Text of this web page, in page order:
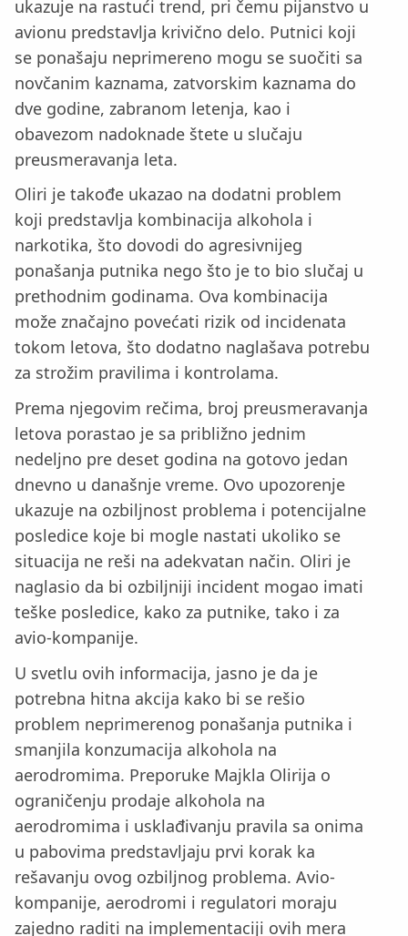
ukazuje na rastući trend, pri čemu pijanstvo u
avionu predstavlja krivično delo. Putnici koji
se ponašaju neprimereno mogu se suočiti sa
novčanim kaznama, zatvorskim kaznama do
dve godine, zabranom letenja, kao i
obavezom nadoknade štete u slučaju
preusmeravanja leta.
Oliri je takođe ukazao na dodatni problem
koji predstavlja kombinacija alkohola i
narkotika, što dovodi do agresivnijeg
ponašanja putnika nego što je to bio slučaj u
prethodnim godinama. Ova kombinacija
može značajno povećati rizik od incidenata
tokom letova, što dodatno naglašava potrebu
za strožim pravilima i kontrolama.
Prema njegovim rečima, broj preusmeravanja
letova porastao je sa približno jednim
nedeljno pre deset godina na gotovo jedan
dnevno u današnje vreme. Ovo upozorenje
ukazuje na ozbiljnost problema i potencijalne
posledice koje bi mogle nastati ukoliko se
situacija ne reši na adekvatan način. Oliri je
naglasio da bi ozbiljniji incident mogao imati
teške posledice, kako za putnike, tako i za
avio-kompanije.
U svetlu ovih informacija, jasno je da je
potrebna hitna akcija kako bi se rešio
problem neprimerenog ponašanja putnika i
smanjila konzumacija alkohola na
aerodromima. Preporuke Majkla Olirija o
ograničenju prodaje alkohola na
aerodromima i usklađivanju pravila sa onima
u pabovima predstavljaju prvi korak ka
rešavanju ovog ozbiljnog problema. Avio-
kompanije, aerodromi i regulatori moraju
zajedno raditi na implementaciji ovih mera